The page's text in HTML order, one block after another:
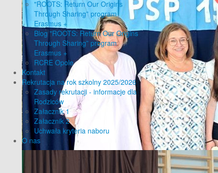
"ROOTS: Return Our Origins
Through Sharing” program
Erasmus +
Blog "ROOTS: Return Our Origins
Through Sharing” program
Erasmus +
RCRE Opole
Kontakt
Rekrutacja na rok szkolny 2025/2026
Zasady rekrutacji - informacje dla
Rodziców
Załacznik 1
Załacznik 2
Uchwała kryteria naboru
O nas